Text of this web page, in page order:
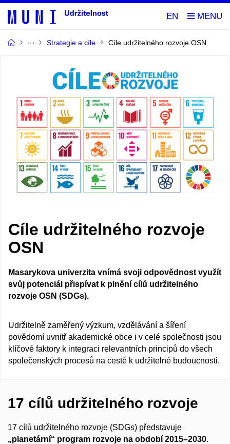
EN
Strategie a cíle Cíle udržitelného rozvoje OSN
Cíle udržitelného rozvoje
OSN
Masarykova univerzita vnímá svoji odpovědnost využít
svůj potenciál přispívat k plnění cílů udržitelného
rozvoje OSN (SDGs).
Udržitelně zaměřený výzkum, vzdělávání a šíření
povědomí uvnitř akademické obce i v celé společnosti jsou
klíčové faktory k integraci relevantních principů do všech
společenských procesů na cestě k udržitelné budoucnosti.
17 cílů udržitelného rozvoje
17 cílů udržitelného rozvoje (SDGs) představuje
„planetární“ program rozvoje na období 2015–2030.